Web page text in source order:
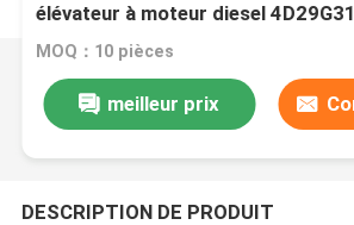
élévateur à moteur diesel 4D29G31
MOQ：10 pièces
meilleur prix
DESCRIPTION DE PRODUIT